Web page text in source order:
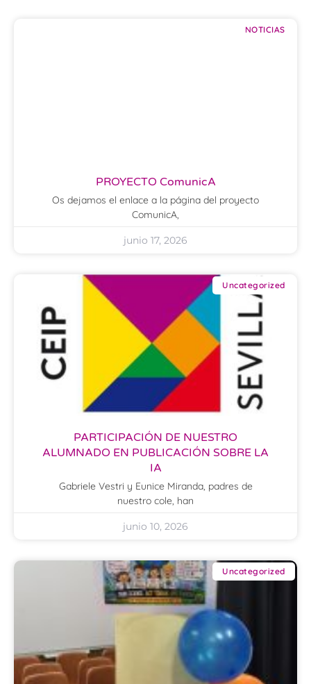
NOTICIAS
PROYECTO ComunicA
Os dejamos el enlace a la página del proyecto
ComunicA,
junio 17, 2026
Uncategorized
PARTICIPACIÓN DE NUESTRO
ALUMNADO EN PUBLICACIÓN SOBRE LA
IA
Gabriele Vestri y Eunice Miranda, padres de
nuestro cole, han
junio 10, 2026
Uncategorized